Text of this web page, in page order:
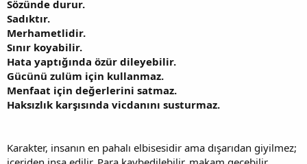
Sözünde durur.
Sadıktır.
Merhametlidir.
Sınır koyabilir.
Hata yaptığında özür dileyebilir.
Gücünü zulüm için kullanmaz.
Menfaat için değerlerini satmaz.
Haksızlık karşısında vicdanını susturmaz.
Karakter, insanın en pahalı elbisesidir ama dışarıdan giyilmez;